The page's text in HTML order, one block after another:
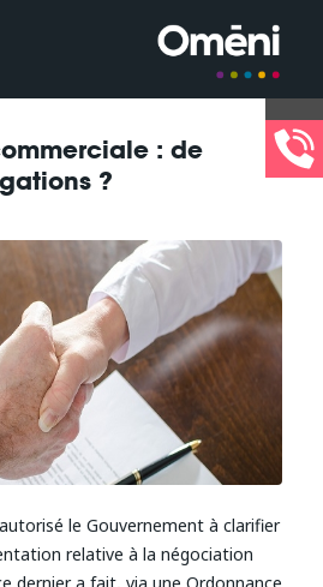
: de
?
le Gouvernement à clarifier
relative à la négociation
dernier a fait, via une Ordonnance